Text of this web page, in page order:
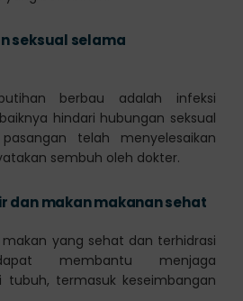
seksual selama
berbau adalah infeksi
hindari hubungan seksual
telah menyelesaikan
sembuh oleh dokter.
dan makan makanan sehat
yang sehat dan terhidrasi
membantu menjaga
tubuh, termasuk keseimbangan